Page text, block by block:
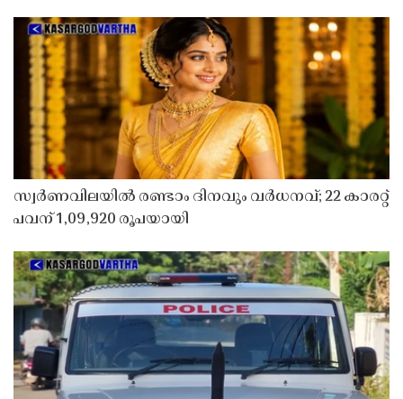
സ്വർണവിലയിൽ രണ്ടാം ദിനവും വർധനവ്; 22 കാരറ്റ്
പവന് 1,09,920 രൂപയായി